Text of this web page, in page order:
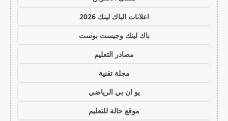
اعلانات الباك لينك 2026
باك لينك وجيست بوست
مصادر التعليم
مجلة تقنية
يو ان بي الرياضي
موقع حالة للتعليم